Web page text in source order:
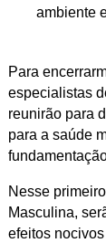
ambiente
Para
especialistas
reunirão para
para a saúde
Nesse
Masculina,
efeitos